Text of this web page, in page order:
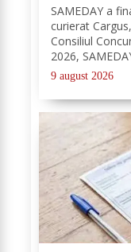
SAMEDAY a
curierat
Consiliul
2026,
Cargus, au
companiei.
9 august 2026